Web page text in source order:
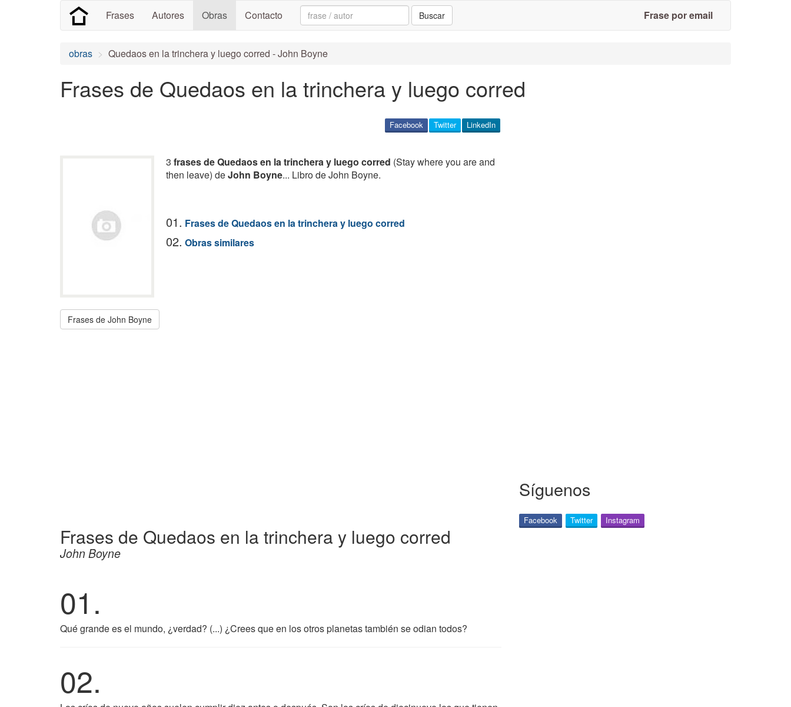
Frases Autores Obras Contacto Search: Buscar Frase por email
obras Quedaos en la trinchera y luego corred - John Boyne
Frases de Quedaos en la trinchera y luego corred
LinkedIn
Twitter
Facebook
3 frases de Quedaos en la trinchera y luego corred (Stay where you are and
then leave) deJohn Boyne... Libro de John Boyne.
01. Frases de Quedaos en la trinchera y luego corred
02. Obras similares
Frases de John Boyne
Frases de Quedaos en la trinchera y luego corred
John Boyne
01.
Qué grande es el mundo, ¿verdad? (...) ¿Crees que en los otros planetas también se odian todos?
02.
Síguenos
Facebook Twitter Instagram